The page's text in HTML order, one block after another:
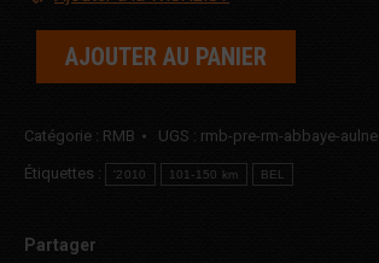
AJOUTER AU PANIER
Catégorie : RMB UGS : rmb-pre-rm-abbaye-aulne
Étiquettes : '2010 101-150 km BEL
Partager